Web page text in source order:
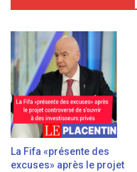
La Fifa «présente des
excuses» après le projet